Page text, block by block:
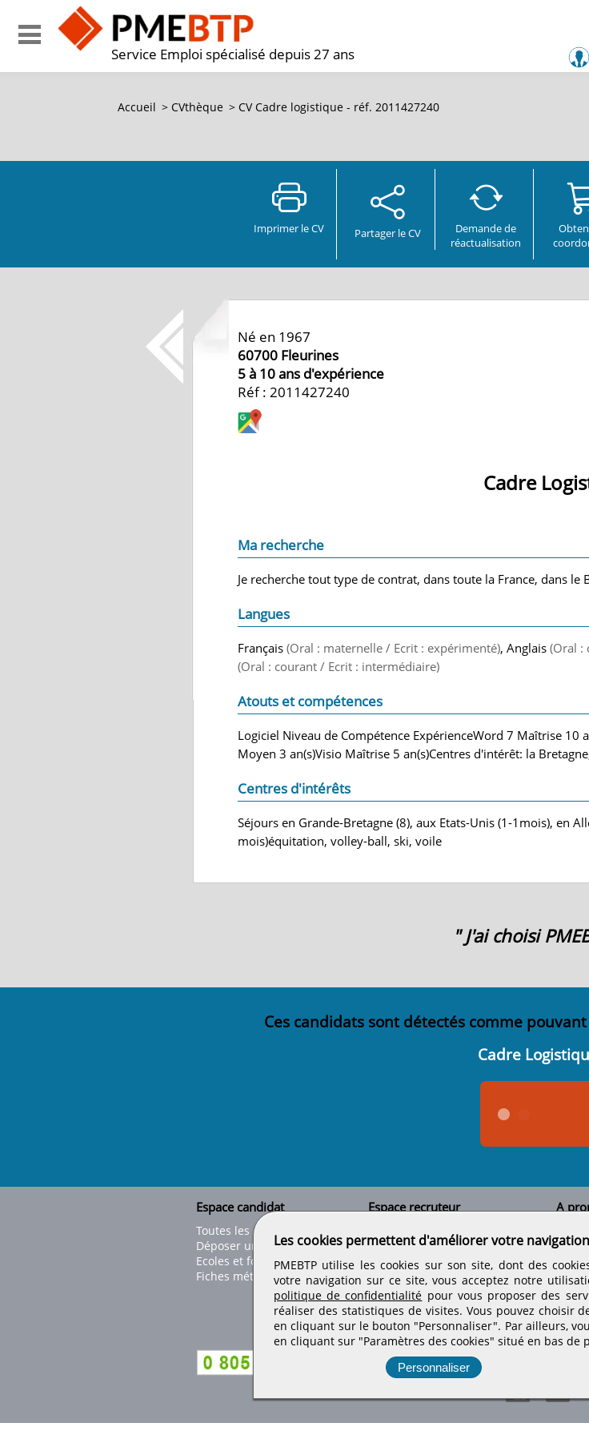
Service Emploi spécialisé depuis 27 ans
Accueil > CVthèque > CV Cadre logistique - réf. 2011427240
Imprimer le CV Partager le CV
Demande de
réactualisation
Né en 1967
60700 Fleurines
5 à 10 ans d'expérience
Réf : 2011427240
Cadre
Ma recherche
Je recherche tout type de contrat, dans toute la France, dans le
Langues
Français (Oral : maternelle / Ecrit : expérimenté), Anglais (Oral :
(Oral : courant / Ecrit : intermédiaire)
Atouts et compétences
Logiciel Niveau de Compétence ExpérienceWord 7 Maîtrise 10
Moyen 3 an(s)Visio Maîtrise 5 an(s)Centres d'intérêt: la
Centres d'intérêts
Séjours en Grande-Bretagne (8), aux Etats-Unis (1-1mois), en
mois)équitation, volley-ball, ski, voile
" J'ai choisi
Ces candidats sont détectés comme
Cadre
Espace candidat
Toutes les offres
Déposer un CV
Ecoles et formations
Fiches métiers
Espace recruteur
Tous les candidats
Déposer une annonce
Déposer une offre de stage
Nos tarifs
A
Nos
Retrouvez-nous sur les
Les cookies permettent d'améliorer votre navigation
PMEBTP utilise les cookies sur son site, dont des
votre navigation sur ce site, vous acceptez notre
politique de confidentialité pour vous proposer des
réaliser des statistiques de visites. Vous pouvez choisir
en cliquant sur le bouton "Personnaliser". Par ailleurs,
en cliquant sur "Paramètres des cookies" situé en bas de
Personnaliser